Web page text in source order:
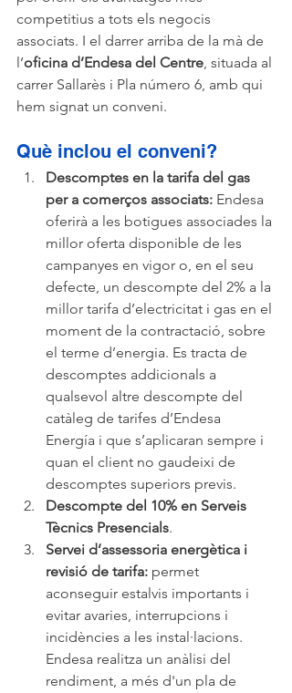
competitius a tots els negocis
associats. I el darrer arriba de la mà de
l’oficina d’Endesa del Centre, situada al
carrer Sallarès i Pla número 6, amb qui
hem signat un conveni.
Què inclou el conveni?
Descomptes en la tarifa del gas
per a comerços associats: Endesa
oferirà a les botigues associades la
millor oferta disponible de les
campanyes en vigor o, en el seu
defecte, un descompte del 2% a la
millor tarifa d’electricitat i gas en el
moment de la contractació, sobre
el terme d’energia. Es tracta de
descomptes addicionals a
qualsevol altre descompte del
catàleg de tarifes d’Endesa
Energía i que s’aplicaran sempre i
quan el client no gaudeixi de
descomptes superiors previs.
Descompte del 10% en Serveis
Tècnics Presencials.
Servei d’assessoria energètica i
revisió de tarifa: permet
aconseguir estalvis importants i
evitar avaries, interrupcions i
incidències a les instal·lacions.
Endesa realitza un anàlisi del
rendiment, a més d'un pla de